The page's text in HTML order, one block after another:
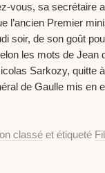
vous, sa secrétaire
l’ancien Premier
soir, de son goût
les mots de Jean
Sarkozy, quitte
de Gaulle mis en
classé et étiqueté